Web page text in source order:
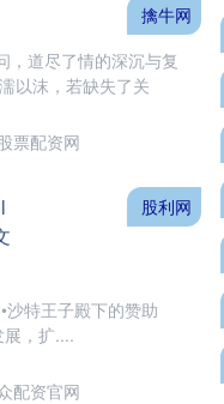
，道尽了情的深沉与复
以沫，若缺失了关
擒牛网
票配资网
沙特王子殿下的赞助
，扩....
股利网
配资官网